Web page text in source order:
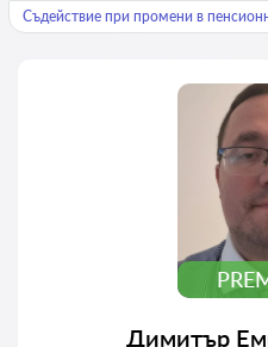
Съдействие при промени в
Димитър